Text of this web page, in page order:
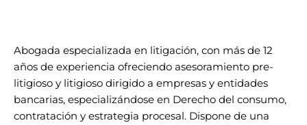
Abogada especializada en litigación, con más de 12
años de experiencia ofreciendo asesoramiento pre-
litigioso y litigioso dirigido a empresas y entidades
bancarias, especializándose en Derecho del consumo,
contratación y estrategia procesal. Dispone de una